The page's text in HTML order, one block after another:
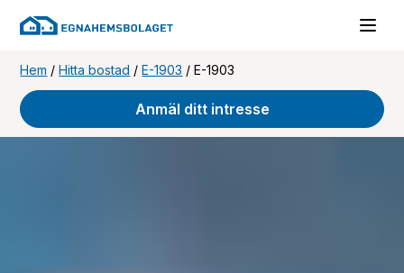
Hem /Hitta bostad /E-1903 /E-1903
Anmäl ditt intresse